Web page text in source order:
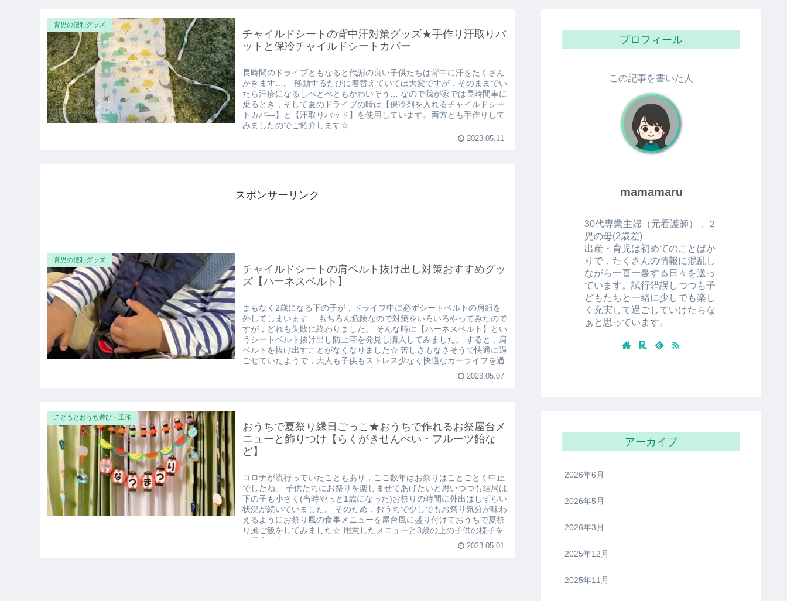
育児の便利グッズ
チャイルドシートの背中汗対策グッズ★手作り汗取りパ
ットと保冷チャイルドシートカバー
長時間のドライブともなると代謝の良い子供たちは背中に汗をたくさん
かきます…。 移動するたびに着替えていては大変ですが，そのままでい
たら汗疹になるしべとべともかわいそう… なので我が家では長時間車に
乗るとき，そして夏のドライブの時は【保冷剤を入れるチャイルドシー
トカバ―】と【汗取りパッド】を使用しています。両方とも手作りして
みましたのでご紹介します☆
2023.05.11
スポンサーリンク
まもなく2歳になる下の子が，ドライブ中に必ずシートベルトの肩紐を
外してしまいます… もちろん危険なので対策をいろいろやってみたので
すが，どれも失敗に終わりました。 そんな時に【ハーネスベルト】とい
ベルトを抜け出すことがなくなりました☆ 苦しさもなさそうで快適に過
ごせていたようで，大人も子供もストレス少なく快適なカーライフを過
ごせるようになりました。 最近の中では特におすすめなグッズだったの
でご紹介します。
2023.05.07
プロフィール
この記事を書いた人
mamamaru
30代専業主婦（元看護師），２
児の母(2歳差)
出産・育児は初めてのことばか
りで，たくさんの情報に混乱し
ながら一喜一憂する日々を送っ
ています。試行錯誤しつつも子
どもたちと一緒に少しでも楽し
く充実して過ごしていけたらな
ぁと思っています。
アーカイブ
2026年6月
2026年5月
2026年3月
2025年12月
2025年11月